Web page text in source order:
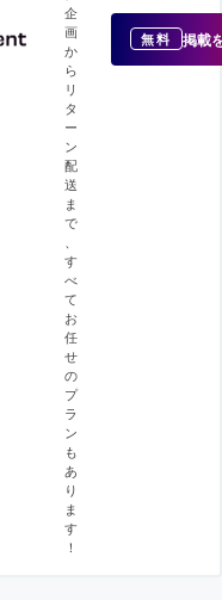
企
画
か
ら
リ
タ
ー
ン
配
送
ま
で
す
べ
て
お
任
せ
の
プ
ラ
ン
も
あ
り
ま
す
！
無料 掲載